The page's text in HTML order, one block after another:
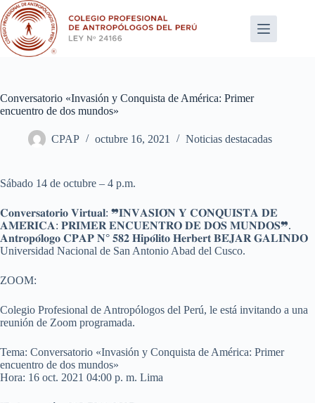
Saltar
al
contenido
Conversatorio «Invasión y Conquista de América: Primer
encuentro de dos mundos»
CPAP octubre 16, 2021 Noticias destacadas
Sábado 14 de octubre – 4 p.m.
𝐂𝐨𝐧𝐯𝐞𝐫𝐬𝐚𝐭𝐨𝐫𝐢𝐨 𝐕𝐢𝐫𝐭𝐮𝐚𝐥: ❞𝐈𝐍𝐕𝐀𝐒𝐈𝐎́𝐍 𝐘 𝐂𝐎𝐍𝐐𝐔𝐈𝐒𝐓𝐀 𝐃𝐄
𝐀𝐌𝐄́𝐑𝐈𝐂𝐀: 𝐏𝐑𝐈𝐌𝐄𝐑 𝐄𝐍𝐂𝐔𝐄𝐍𝐓𝐑𝐎 𝐃𝐄 𝐃𝐎𝐒 𝐌𝐔𝐍𝐃𝐎𝐒❞.
𝐀𝐧𝐭𝐫𝐨𝐩𝐨́𝐥𝐨𝐠𝐨 𝐂𝐏𝐀𝐏 𝐍° 𝟓𝟖𝟐 𝐇𝐢𝐩𝐨́𝐥𝐢𝐭𝐨 𝐇𝐞𝐫𝐛𝐞𝐫𝐭 𝐁𝐄́𝐉𝐀𝐑 𝐆𝐀𝐋𝐈𝐍𝐃𝐎
Universidad Nacional de San Antonio Abad del Cusco.
ZOOM:
Colegio Profesional de Antropólogos del Perú, le está invitando a una
reunión de Zoom programada.
Tema: Conversatorio «Invasión y Conquista de América: Primer
encuentro de dos mundos»
Hora: 16 oct. 2021 04:00 p. m. Lima